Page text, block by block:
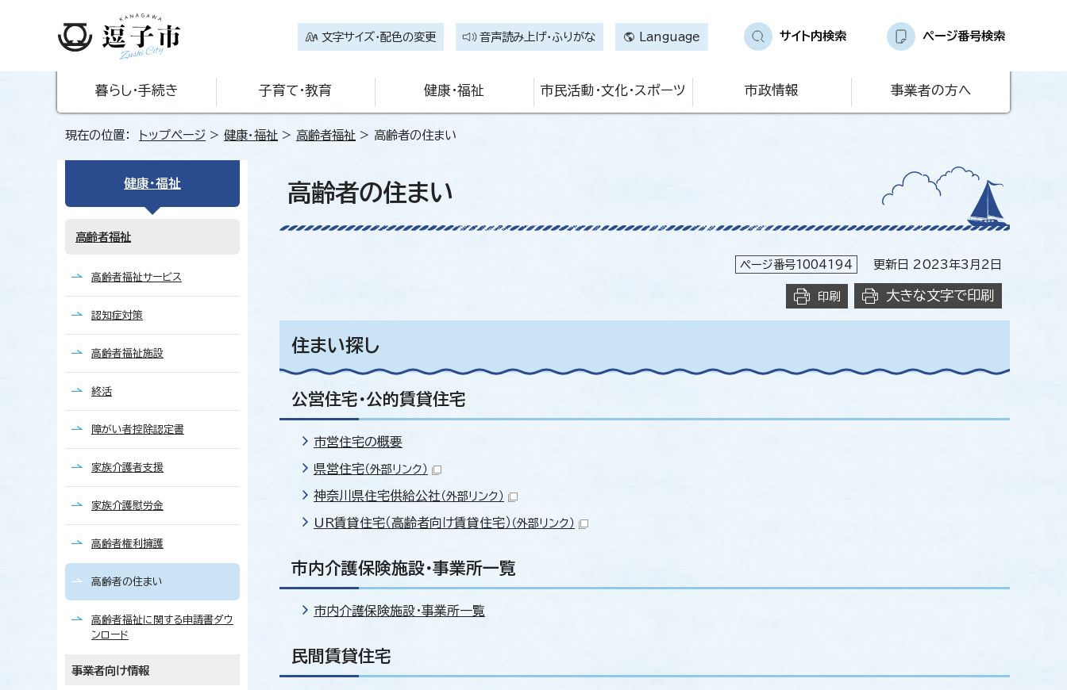
文字サイズ・配色の変更 音声読み上げ・ふりがな Language サイト内検索 ページ番号検索
暮らし・手続き 子育て・教育 健康・福祉 市民活動・文化・スポーツ 市政情報 事業者の方へ
現在の位置： トップページ > 健康・福祉 > 高齢者福祉 > 高齢者の住まい
高齢者の住まい
ページ番号1004194 更新日 2023年3月2日
印刷 大きな文字で印刷
住まい探し
公営住宅・公的賃貸住宅
市営住宅の概要
県営住宅（外部リンク）
神奈川県住宅供給公社 （外部リンク）
UR賃貸住宅（高齢者向け賃貸住宅） （外部リンク）
市内介護保険施設・事業所一覧
市内介護保険施設・事業所一覧
民間賃貸住宅
健康・福祉
高齢者福祉
高齢者福祉サービス
認知症対策
高齢者福祉施設
終活
障がい者控除認定書
家族介護者支援
家族介護慰労金
高齢者権利擁護
高齢者の住まい
高齢者福祉に関する申請書ダウ
ンロード
事業者向け情報